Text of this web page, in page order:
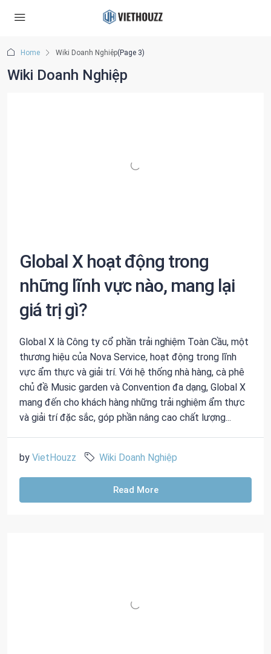
Home Wiki Doanh Nghiệp(Page 3)
Wiki Doanh Nghiệp
Global X hoạt động trong
những lĩnh vực nào, mang lại
giá trị gì?
Global X là Công ty cổ phần trải nghiệm Toàn Cầu, một
thương hiệu của Nova Service, hoạt động trong lĩnh
vực ẩm thực và giải trí. Với hệ thống nhà hàng, cà phê
chủ đề Music garden và Convention đa dạng, Global X
mang đến cho khách hàng những trải nghiệm ẩm thực
và giải trí đặc sắc, góp phần nâng cao chất lượng...
by VietHouzz Wiki Doanh Nghiệp
Read More